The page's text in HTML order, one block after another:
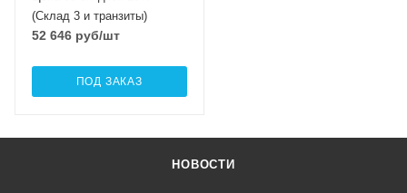
(Склад 3 и транзиты)
52 646 руб/шт
ПОД ЗАКАЗ
НОВОСТИ